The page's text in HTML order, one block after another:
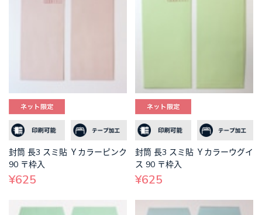
封筒 長3 スミ貼 Ｙカラーピンク
90 〒枠入
¥625
封筒 長3 スミ貼 Ｙカラーウグイ
ス 90 〒枠入
¥625